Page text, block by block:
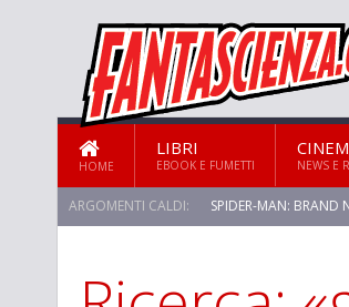
HOME
LIBRI
EBOOK E FUMETTI NEWS E
ARGOMENTI CALDI: SPIDER-MAN: BRAND
STAR TREK: STRANGE NEW WORLDS